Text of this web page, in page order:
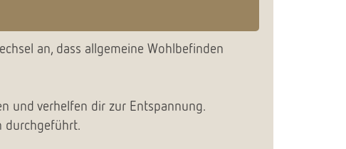
an, dass allgemeine Wohlbefinden
und verhelfen dir zur Entspannung.
durchgeführt.